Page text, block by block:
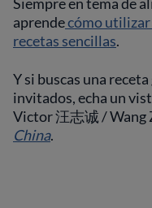
aprendecómo utilizar
recetas sencillas.
Y si buscas una
invitados, echa un
Victor 汪志诚 / Wang
China.